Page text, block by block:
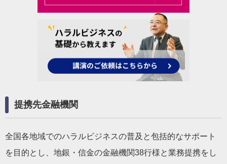
提携先金融機関
全国各地域でのハラルビジネスの普及と包括的なサポート
を目的とし、地銀・信金の金融機関38行様と業務提携をし